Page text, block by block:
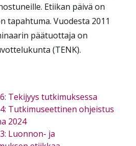
Etiikan päivä on
tapahtuma. Vuodesta 2011
päätuottaja on
(TENK).
Tekijyys tutkimuksessa
Tutkimuseettinen ohjeistus
2024
Luonnon- ja